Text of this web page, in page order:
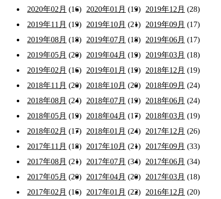
2020年02月 (16) 2020年01月 (19) 2019年12月 (28)
2019年11月 (19) 2019年10月 (21) 2019年09月 (17)
2019年08月 (18) 2019年07月 (18) 2019年06月 (17)
2019年05月 (20) 2019年04月 (19) 2019年03月 (18)
2019年02月 (16) 2019年01月 (19) 2018年12月 (19)
2018年11月 (20) 2018年10月 (20) 2018年09月 (24)
2018年08月 (24) 2018年07月 (19) 2018年06月 (24)
2018年05月 (19) 2018年04月 (17) 2018年03月 (19)
2018年02月 (17) 2018年01月 (24) 2017年12月 (26)
2017年11月 (18) 2017年10月 (21) 2017年09月 (33)
2017年08月 (21) 2017年07月 (34) 2017年06月 (34)
2017年05月 (20) 2017年04月 (20) 2017年03月 (18)
2017年02月 (16) 2017年01月 (22) 2016年12月 (20)